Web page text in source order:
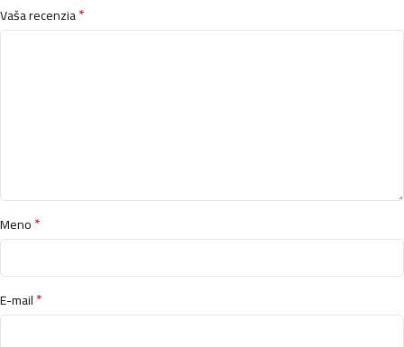
Vaša recenzia*
Meno*
E-mail*